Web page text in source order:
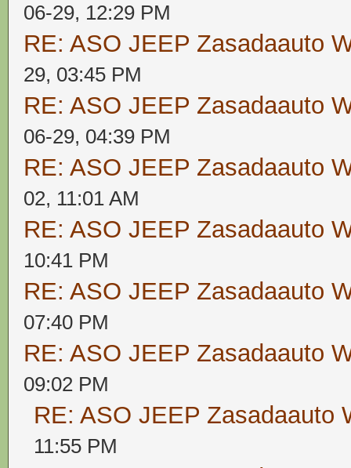
06-29, 12:29 PM
RE: ASO JEEP Zasadaauto
29, 03:45 PM
RE: ASO JEEP Zasadaauto
06-29, 04:39 PM
RE: ASO JEEP Zasadaauto
02, 11:01 AM
RE: ASO JEEP Zasadaauto
10:41 PM
RE: ASO JEEP Zasadaauto
07:40 PM
RE: ASO JEEP Zasadaauto
09:02 PM
RE: ASO JEEP Zasadaauto
11:55 PM